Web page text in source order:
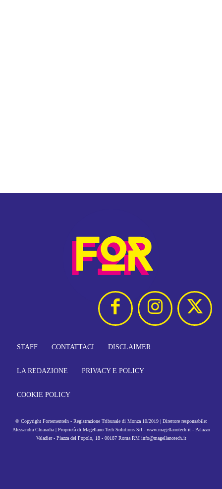
STAFF CONTATTACI DISCLAIMER
LA REDAZIONE PRIVACY E POLICY
COOKIE POLICY
© Copyright FortementeIn - Registrazione Tribunale di Monza 10/2019 | Direttore responsabile:
Alessandra Chiaradia | Proprietà di Magellano Tech Solutions Srl - www.magellanotech.it - Palazzo
Valadier - Piazza del Popolo, 18 - 00187 Roma RM info@magellanotech.it